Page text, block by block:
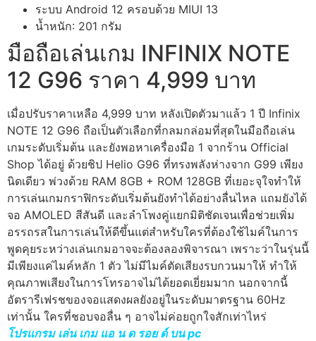
ระบบ Android 12 ครอบด้วย MIUI 13
น้ำหนัก: 201 กรัม
มือถือเล่นเกม INFINIX NOTE
12 G96 ราคา 4,999 บาท
เมื่อปรับราคาเหลือ 4,999 บาท หลังเปิดตัวมาแล้ว 1 ปี Infinix
NOTE 12 G96 ถือเป็นตัวเลือกที่กลมกล่อมที่สุดในมือถือเล่น
เกมระดับเริ่มต้น และยังพอหาเครื่องมือ 1 จากร้าน Official
Shop ได้อยู่ ด้วยชิป Helio G96 ที่ทรงพลังห่างจาก G99 เพียง
นิดเดียว พ่วงด้วย RAM 8GB + ROM 128GB ที่เยอะจุใจทำให้
การเล่นเกมกราฟิกระดับเริ่มต้นยังทำได้อย่างลื่นไหล แถมยังได้
จอ AMOLED สีสันดี และลำโพงคู่แยกมิติชัดเจนเพื่อช่วยเพิ่ม
อรรถรสในการเล่นให้ดีขึ้นแต่สำหรับใครที่ต้องใช้ไมค์ในการ
พูดคุยระหว่างเล่นเกมอาจจะต้องลองพิจารณา เพราะว่าในรุ่นนี้
มีเพียงแค่ไมค์หลัก 1 ตัว ไม่มีไมค์ตัดเสียงรบกวนมาให้ ทำให้
คุณภาพเสียงในการโทรอาจไม่ได้ยอดเยี่ยมมาก นอกจากนี้
อัตรารีเฟรชของจอแสดงผลยังอยู่ในระดับมาตรฐาน 60Hz
เท่านั้น ใครที่ชอบจอลื่น ๆ อาจไม่ค่อยถูกใจสักเท่าไหร่
โปรแกรม เล่น เกม แอ น ด รอย ด์ บน pc